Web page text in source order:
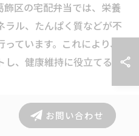
区の宅配弁当では、栄養
ル、たんぱく質などが不
ています。これにより、
、健康維持に役立てるこ
用を控え、できるだけ自然
しているサービスも増えて
お問い合わせ